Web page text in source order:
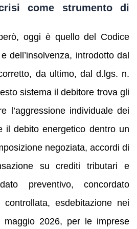
come strumento di
oggi è quello del Codice
dell’insolvenza, introdotto dal
da ultimo, dal d.lgs. n.
sistema il debitore trova gli
l’aggressione individuale dei
il debito energetico dentro un
negoziata, accordi di
su crediti tributari e
preventivo, concordato
controllata, esdebitazione nei
2026, per le imprese